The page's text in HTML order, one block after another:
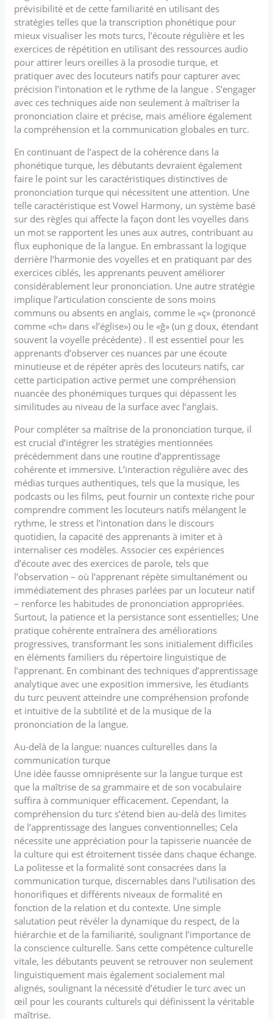
prévisibilité et de cette familiarité en utilisant des
stratégies telles que la transcription phonétique pour
mieux visualiser les mots turcs, l’écoute régulière et les
exercices de répétition en utilisant des ressources audio
pour attirer leurs oreilles à la prosodie turque, et
pratiquer avec des locuteurs natifs pour capturer avec
précision l’intonation et le rythme de la langue . S’engager
avec ces techniques aide non seulement à maîtriser la
prononciation claire et précise, mais améliore également
la compréhension et la communication globales en turc.
En continuant de l’aspect de la cohérence dans la
phonétique turque, les débutants devraient également
faire le point sur les caractéristiques distinctives de
prononciation turque qui nécessitent une attention. Une
telle caractéristique est Vowel Harmony, un système basé
sur des règles qui affecte la façon dont les voyelles dans
un mot se rapportent les unes aux autres, contribuant au
flux euphonique de la langue. En embrassant la logique
derrière l’harmonie des voyelles et en pratiquant par des
exercices ciblés, les apprenants peuvent améliorer
considérablement leur prononciation. Une autre stratégie
implique l’articulation consciente de sons moins
communs ou absents en anglais, comme le «ç» (prononcé
comme «ch» dans «l’église») ou le «ğ» (un g doux, étendant
souvent la voyelle précédente) . Il est essentiel pour les
apprenants d’observer ces nuances par une écoute
minutieuse et de répéter après des locuteurs natifs, car
cette participation active permet une compréhension
nuancée des phonémiques turques qui dépassent les
similitudes au niveau de la surface avec l’anglais.
Pour compléter sa maîtrise de la prononciation turque, il
est crucial d’intégrer les stratégies mentionnées
précédemment dans une routine d’apprentissage
cohérente et immersive. L’interaction régulière avec des
médias turques authentiques, tels que la musique, les
podcasts ou les films, peut fournir un contexte riche pour
comprendre comment les locuteurs natifs mélangent le
rythme, le stress et l’intonation dans le discours
quotidien, la capacité des apprenants à imiter et à
internaliser ces modèles. Associer ces expériences
d’écoute avec des exercices de parole, tels que
l’observation – où l’apprenant répète simultanément ou
immédiatement des phrases parlées par un locuteur natif
– renforce les habitudes de prononciation appropriées.
Surtout, la patience et la persistance sont essentielles; Une
pratique cohérente entraînera des améliorations
progressives, transformant les sons initialement difficiles
en éléments familiers du répertoire linguistique de
l’apprenant. En combinant des techniques d’apprentissage
analytique avec une exposition immersive, les étudiants
du turc peuvent atteindre une compréhension profonde
et intuitive de la subtilité et de la musique de la
prononciation de la langue.
Au-delà de la langue: nuances culturelles dans la
communication turque
Une idée fausse omniprésente sur la langue turque est
que la maîtrise de sa grammaire et de son vocabulaire
suffira à communiquer efficacement. Cependant, la
compréhension du turc s’étend bien au-delà des limites
de l’apprentissage des langues conventionnelles; Cela
nécessite une appréciation pour la tapisserie nuancée de
la culture qui est étroitement tissée dans chaque échange.
La politesse et la formalité sont consacrées dans la
communication turque, discernables dans l’utilisation des
honorifiques et différents niveaux de formalité en
fonction de la relation et du contexte. Une simple
salutation peut révéler la dynamique du respect, de la
hiérarchie et de la familiarité, soulignant l’importance de
la conscience culturelle. Sans cette compétence culturelle
vitale, les débutants peuvent se retrouver non seulement
linguistiquement mais également socialement mal
alignés, soulignant la nécessité d’étudier le turc avec un
œil pour les courants culturels qui définissent la véritable
maîtrise.